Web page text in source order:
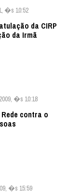
�s 10:52
da CIRP
da Irmã
�s 10:18
contra o
�s 15:59